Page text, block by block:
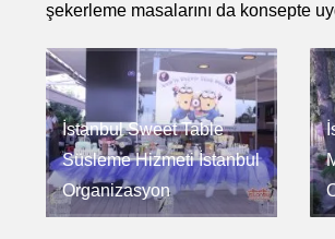
şekerleme masalarını da konsepte
İstanbul Sweet Table
Süsleme Hizmeti İstanbul
Organizasyon